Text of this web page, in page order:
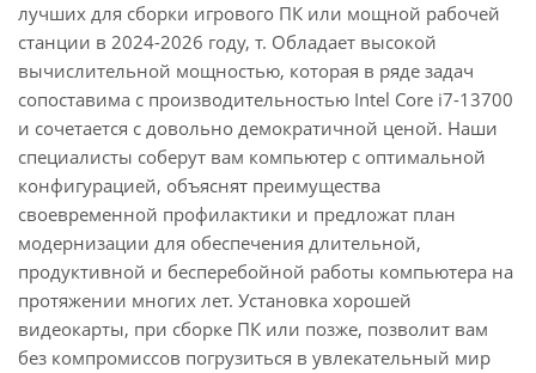
лучших для сборки игрового ПК или мощной рабочей
станции в 2024-2026 году, т. Обладает высокой
вычислительной мощностью, которая в ряде задач
сопоставима с производительностью Intel Core i7-13700
и сочетается с довольно демократичной ценой. Наши
специалисты соберут вам компьютер с оптимальной
конфигурацией, объяснят преимущества
своевременной профилактики и предложат план
модернизации для обеспечения длительной,
продуктивной и бесперебойной работы компьютера на
протяжении многих лет. Установка хорошей
видеокарты, при сборке ПК или позже, позволит вам
без компромиссов погрузиться в увлекательный мир